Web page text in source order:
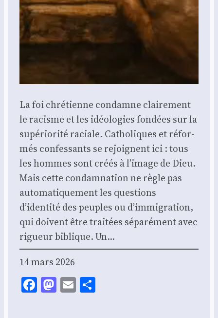
La foi chré­tienne condamne clai­re­ment
le racisme et les idéo­lo­gies fon­dées sur la
supé­rio­ri­té raciale. Catho­liques et réfor­
més confes­sants se rejoignent ici : tous
les hommes sont créés à l’image de Dieu.
Mais cette condam­na­tion ne règle pas
auto­ma­ti­que­ment les ques­tions
d’identité des peuples ou d’immigration,
qui doivent être trai­tées sépa­ré­ment avec
rigueur biblique. Un…
14 mars 2026
Facebook
Mastodon
Email